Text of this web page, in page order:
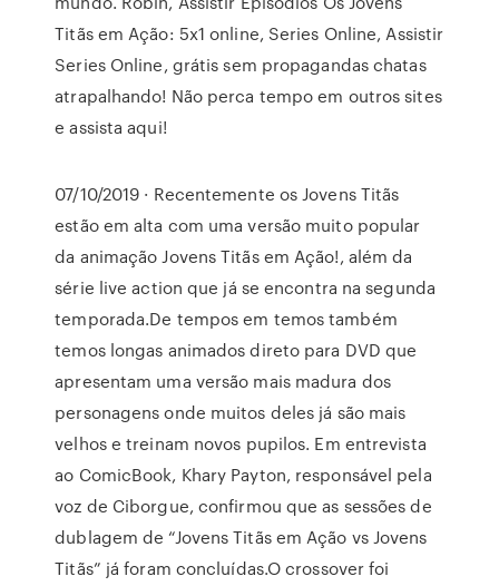
Titãs em Ação: 5x1 online, Series Online, Assistir
Series Online, grátis sem propagandas chatas
atrapalhando! Não perca tempo em outros sites
e assista aqui!
07/10/2019 · Recentemente os Jovens Titãs
estão em alta com uma versão muito popular
da animação Jovens Titãs em Ação!, além da
série live action que já se encontra na segunda
temporada.De tempos em temos também
temos longas animados direto para DVD que
apresentam uma versão mais madura dos
personagens onde muitos deles já são mais
velhos e treinam novos pupilos. Em entrevista
ao ComicBook, Khary Payton, responsável pela
voz de Ciborgue, confirmou que as sessões de
dublagem de “Jovens Titãs em Ação vs Jovens
Titãs” já foram concluídas.O crossover foi